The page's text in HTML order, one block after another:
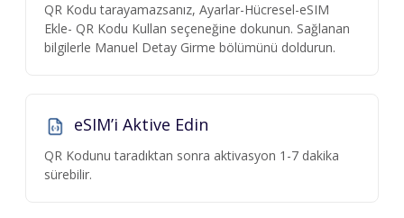
QR Kodu tarayamazsanız, Ayarlar-Hücresel-eSIM
Ekle- QR Kodu Kullan seçeneğine dokunun. Sağlanan
bilgilerle Manuel Detay Girme bölümünü doldurun.
eSIM’i Aktive Edin
QR Kodunu taradıktan sonra aktivasyon 1-7 dakika
sürebilir.